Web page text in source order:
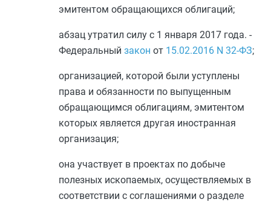
эмитентом обращающихся облигаций;
абзац утратил силу с 1 января 2017 года. -
Федеральный закон от 15.02.2016 N 32-ФЗ;
организацией, которой были уступлены
права и обязанности по выпущенным
обращающимся облигациям, эмитентом
которых является другая иностранная
организация;
она участвует в проектах по добыче
полезных ископаемых, осуществляемых в
соответствии с соглашениями о разделе